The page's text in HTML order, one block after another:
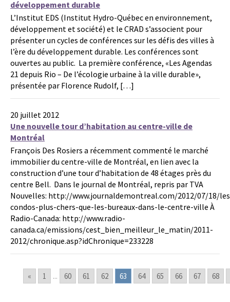
développement durable
L’Institut EDS (Institut Hydro-Québec en environnement,
développement et société) et le CRAD s’associent pour
présenter un cycles de conférences sur les défis des villes à
l’ère du développement durable. Les conférences sont
ouvertes au public. La première conférence, «Les Agendas
21 depuis Rio – De l’écologie urbaine à la ville durable»,
présentée par Florence Rudolf, […]
20 juillet 2012
Une nouvelle tour d’habitation au centre-ville de
Montréal
François Des Rosiers a récemment commenté le marché
immobilier du centre-ville de Montréal, en lien avec la
construction d’une tour d’habitation de 48 étages près du
centre Bell. Dans le journal de Montréal, repris par TVA
Nouvelles: http://www.journaldemontreal.com/2012/07/18/
condos-plus-chers-que-les-bureaux-dans-le-centre-ville À
Radio-Canada: http://www.radio-
canada.ca/emissions/cest_bien_meilleur_le_matin/2011-
2012/chronique.asp?idChronique=233228
« 1 ... 60 61 62 63 64 65 66 67 68